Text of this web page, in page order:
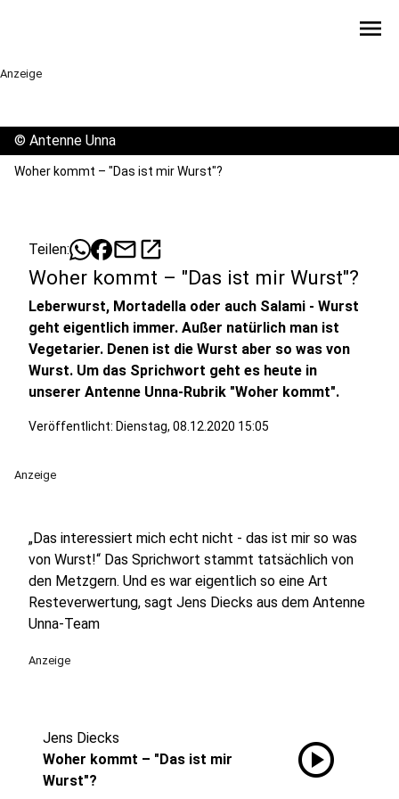
menu
Anzeige
© Antenne Unna
Woher kommt – "Das ist mir Wurst"?
Teilen: mailopen_in_new
Woher kommt – "Das ist mir Wurst"?
Leberwurst, Mortadella oder auch Salami - Wurst
geht eigentlich immer. Außer natürlich man ist
Vegetarier. Denen ist die Wurst aber so was von
Wurst. Um das Sprichwort geht es heute in
unserer Antenne Unna-Rubrik "Woher kommt".
Veröffentlicht: Dienstag, 08.12.2020 15:05
Anzeige
„Das interessiert mich echt nicht - das ist mir so was
von Wurst!“ Das Sprichwort stammt tatsächlich von
den Metzgern. Und es war eigentlich so eine Art
Resteverwertung, sagt Jens Diecks aus dem Antenne
Unna-Team
Anzeige
Jens Diecks
Woher kommt – "Das ist mir
Wurst"?
play_circle